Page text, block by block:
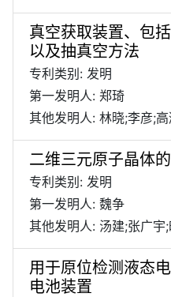
真空获取装置、包
以及抽真空方法
专利类别: 发明
第一发明人: 郑琦
其他发明人: 林晓;李彦;
二维三元原子晶体
专利类别: 发明
第一发明人: 魏争
其他发明人: 汤建;张广宇
用于原位检测液态
电池装置